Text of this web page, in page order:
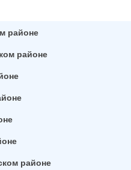
районе
районе
районе